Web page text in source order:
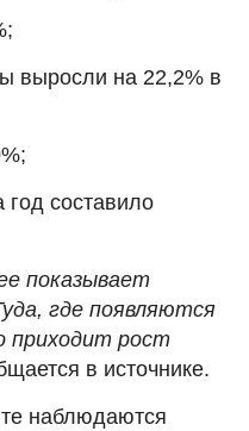
выросли на 22,2% в
год составило
показывает
где появляются
приходит рост
в источнике.
наблюдаются